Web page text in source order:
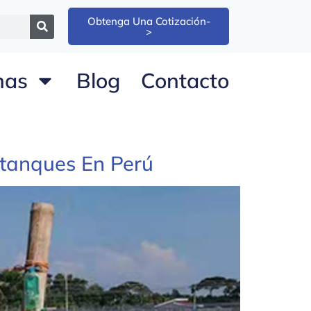
Obtenga Una Cotización-
>
Blog Contacto
En Perú